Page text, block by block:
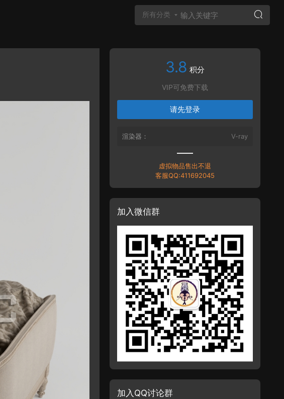
所有分类
3.8 积分
VIP可免费下载
请先登录
渲染器： V-ray
虚拟物品售出不退
客服QQ:411692045
加入微信群
加入QQ讨论群